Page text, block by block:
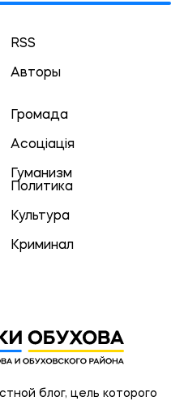
RSS
Авторы
Громада
Асоціація
Гуманизм
Политика
Культура
Криминал
блог, цель которого